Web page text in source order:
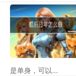
是单身，可以...